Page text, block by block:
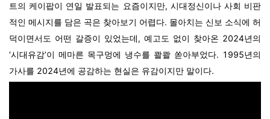
트의 케이팝이 연일 발표되는 요즘이지만, 시대정신이나 사회 비판
적인 메시지를 담은 곡은 찾아보기 어렵다. 몰아치는 신보 소식에 허
덕이면서도 어떤 갈증이 있었는데, 예고도 없이 찾아온 2024년의
‘시대유감’이 메마른 목구멍에 냉수를 콸콸 쏟아부었다. 1995년의
가사를 2024년에 공감하는 현실은 유감이지만 말이다.